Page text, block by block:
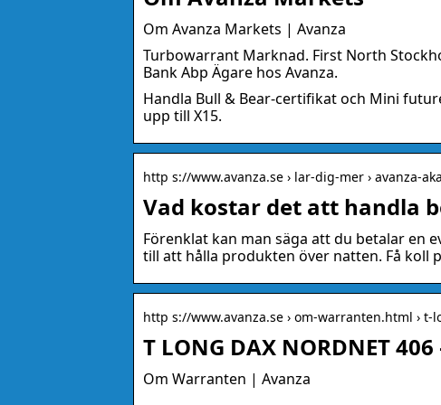
Om Avanza Markets | Avanza
Turbowarrant Marknad. First North
Bank Abp Ägare hos Avanza.
Handla Bull & Bear-certifikat och Mini
upp till X15.
http s://www.avanza.se › lar-dig-mer › avanza-
Vad kostar det att handla
Förenklat kan man säga att du betalar en
till att hålla produkten över natten. Få koll
http s://www.avanza.se › om-warranten.html › t-
T LONG DAX NORDNET
Om Warranten | Avanza